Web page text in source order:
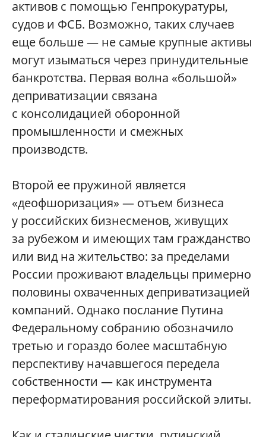
активов с помощью Генпрокуратуры,
судов и ФСБ. Возможно, таких случаев
еще больше — не самые крупные активы
могут изыматься через принудительные
банкротства. Первая волна «большой»
деприватизации связана
с консолидацией оборонной
промышленности и смежных
производств.
Второй ее пружиной является
«деофшоризация» — отъем бизнеса
у российских бизнесменов, живущих
за рубежом и имеющих там гражданство
или вид на жительство: за пределами
России проживают владельцы примерно
половины охваченных деприватизацией
компаний. Однако послание Путина
Федеральному собранию обозначило
третью и гораздо более масштабную
перспективу начавшегося передела
собственности — как инструмента
переформатирования российской элиты.